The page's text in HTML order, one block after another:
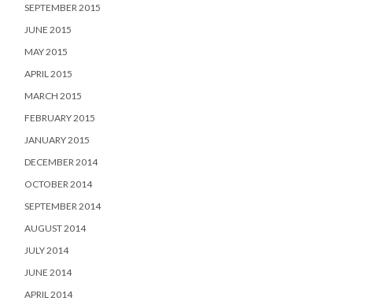
SEPTEMBER 2015
JUNE 2015
MAY 2015
APRIL 2015
MARCH 2015
FEBRUARY 2015
JANUARY 2015
DECEMBER 2014
OCTOBER 2014
SEPTEMBER 2014
AUGUST 2014
JULY 2014
JUNE 2014
APRIL 2014